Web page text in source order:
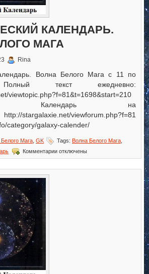
КАЛЕНДАРЬ.
МАГА
Rina
Волна Белого Мага с 11 по
текст ежедневно:
viewtopic.php?f=81&t=1698&start=210
Календарь на
stargalaxie.net/viewforum.php?f=81
category/galaxy-calender/
Мага GK Tags: Волна Белого Мага
Комментариик
записи
отключены